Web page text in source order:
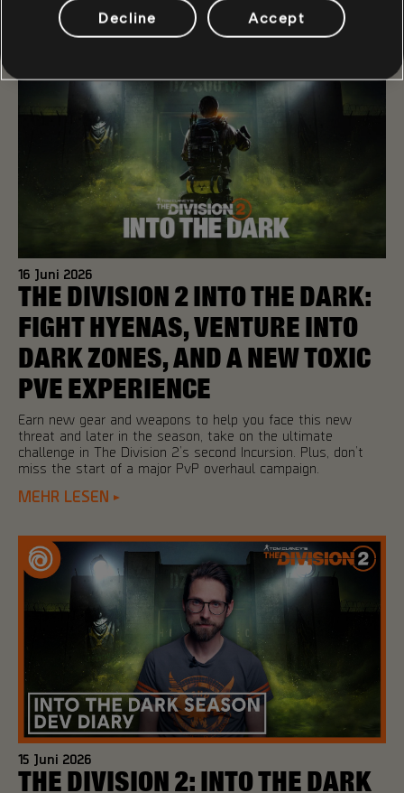
MEHR LESEN
16 Juni 2026
THE DIVISION 2 INTO THE DARK:
FIGHT HYENAS, VENTURE INTO
DARK ZONES, AND A NEW TOXIC
PVE EXPERIENCE
Earn new gear and weapons to help you face this new
threat and later in the season, take on the ultimate
challenge in The Division 2’s second Incursion. Plus, don’t
miss the start of a major PvP overhaul campaign.
MEHR LESEN
15 Juni 2026
THE DIVISION 2: INTO THE DARK
Decline Accept